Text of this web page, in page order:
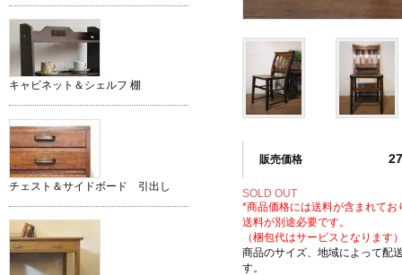
販売価格
SOLD OUT
*商品価格には送料が含まれてお
送料が別途必要です。
（梱包代はサービスとなります
商品のサイズ、地域によって配
す。
キャビネット＆シェルフ 棚
チェスト＆サイドボード 引出し